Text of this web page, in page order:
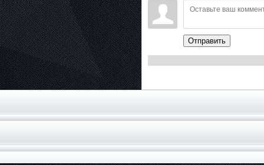
Отправить